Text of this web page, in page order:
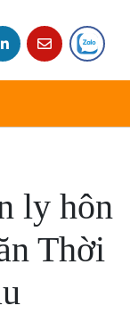
ly hôn
Thời